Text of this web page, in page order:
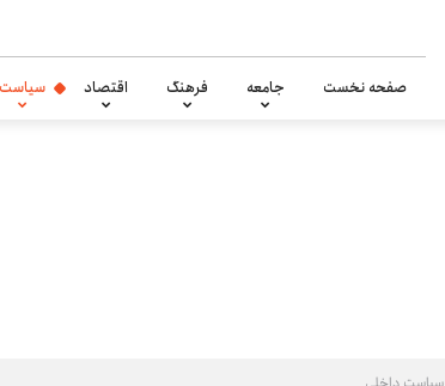
صفحه نخست جامعه فرهنگ اقتصاد سیاست